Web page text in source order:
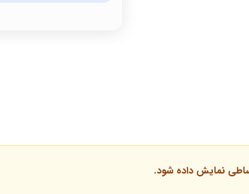
نمایش داده شود.